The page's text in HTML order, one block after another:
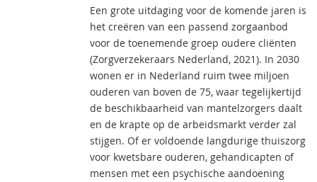
Een grote uitdaging voor de komende jaren is
het creëren van een passend zorgaanbod
voor de toenemende groep oudere cliënten
(Zorgverzekeraars Nederland, 2021). In 2030
wonen er in Nederland ruim twee miljoen
ouderen van boven de 75, waar tegelijkertijd
de beschikbaarheid van mantelzorgers daalt
en de krapte op de arbeidsmarkt verder zal
stijgen. Of er voldoende langdurige thuiszorg
voor kwetsbare ouderen, gehandicapten of
mensen met een psychische aandoening